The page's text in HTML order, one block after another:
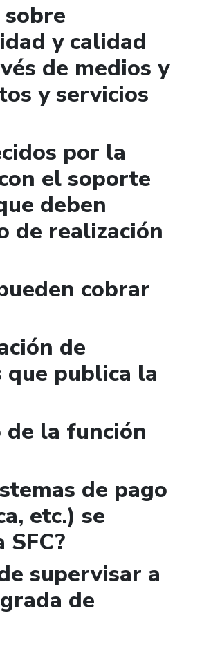
y calidad
de medios y
y servicios
por la
el soporte
deben
de realización
cobrar
de
publica la
de la función
de pago
etc.) se
supervisar a
de